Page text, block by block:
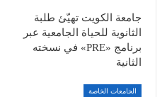
جامعة الكويت تهيّئ طلبة
الثانوية للحياة الجامعية عبر
برنامج «PRE» في نسخته
الثانية
الجامعات الخاصة